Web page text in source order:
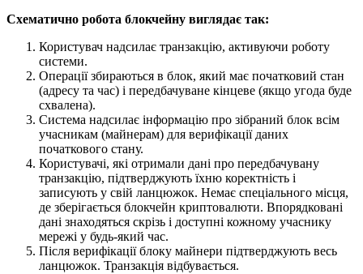
Схематично робота блокчейну виглядає так:
Користувач надсилає транзакцію, активуючи роботу
системи.
Операції збираються в блок, який має початковий стан
(адресу та час) і передбачуване кінцеве (якщо угода буде
схвалена).
Система надсилає інформацію про зібраний блок всім
учасникам (майнерам) для верифікації даних
початкового стану.
Користувачі, які отримали дані про передбачувану
транзакцію, підтверджують їхню коректність і
записують у свій ланцюжок. Немає спеціального місця,
де зберігається блокчейн криптовалюти. Впорядковані
дані знаходяться скрізь і доступні кожному учаснику
мережі у будь-який час.
Після верифікації блоку майнери підтверджують весь
ланцюжок. Транзакція відбувається.